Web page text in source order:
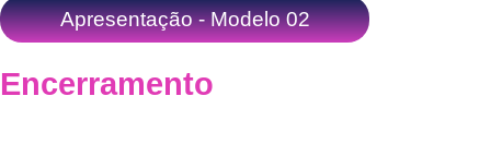
Apresentação - Modelo 02
Encerramento